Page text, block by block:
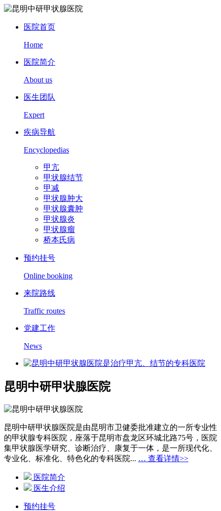
医院首页
Home
医院简介
About us
医生团队
Expert
疾病导航
Encyclopedias
甲亢
甲状腺结节
甲减
甲状腺肿大
甲状腺囊肿
甲状腺炎
甲状腺瘤
桥本氏病
预约挂号
Online booking
来院路线
Traffic routes
党建工作
News
昆明中研甲状腺医院
昆明中研甲状腺医院是由昆明市卫健委批准建立的一所专业性
的甲状腺专科医院，座落于昆明市盘龙区环城北路75号，医院
集甲状腺医学研究、诊断治疗、康复于一体，是一所现代化、
专业化、标准化、特色化的专科医院... … 查看详情>>
医院简介
医生介绍
预约挂号